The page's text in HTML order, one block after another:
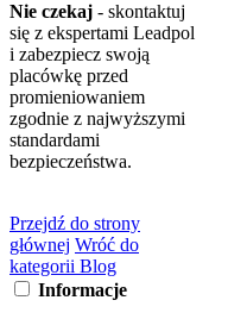
Nie czekaj - skontaktuj
się z ekspertami Leadpol
i zabezpiecz swoją
placówkę przed
promieniowaniem
zgodnie z najwyższymi
standardami
bezpieczeństwa.
Przejdź do strony
głównej Wróć do
kategorii Blog
Informacje